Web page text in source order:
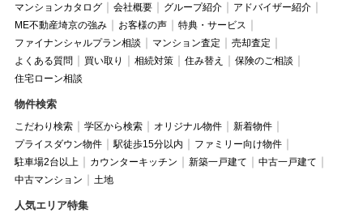
マンションカタログ 会社概要 グループ紹介
アドバイザー紹介
ME不動産埼京の強み
お客様の声
特典・サービス
ファイナンシャルプラン相談
マンション査定
売却査定
よくある質問
買い取り 相続対策 住み替え
保険のご相談
住宅ローン相談
物件検索
こだわり検索 学区から検索 オリジナル物件
新着物件
プライスダウン物件
駅徒歩15分以内
ファミリー向け物件
駐車場2台以上
カウンターキッチン 新築一戸建て
中古一戸建て
中古マンション
土地
人気エリア特集